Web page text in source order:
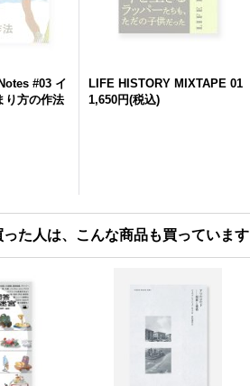
#03 イ
り方の作法
LIFE HISTORY MIXTAPE 01
1,650円(税込)
た人は、こんな商品も買っています